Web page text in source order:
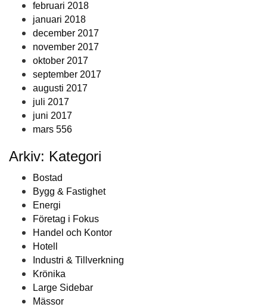
februari 2018
januari 2018
december 2017
november 2017
oktober 2017
september 2017
augusti 2017
juli 2017
juni 2017
mars 556
Arkiv: Kategori
Bostad
Bygg & Fastighet
Energi
Företag i Fokus
Handel och Kontor
Hotell
Industri & Tillverkning
Krönika
Large Sidebar
Mässor